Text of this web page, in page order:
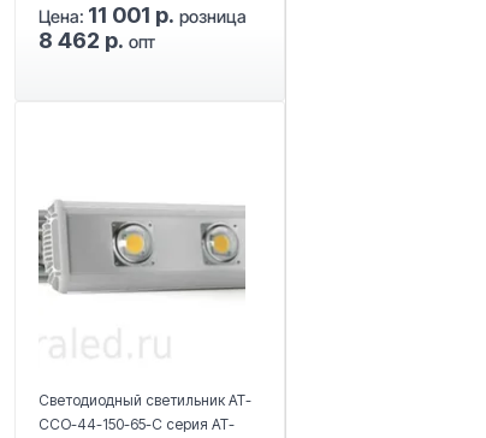
Цена: 11 001 р. розница
8 462 р. опт
Светодиодный светильник АТ-
CCO-44-150-65-C серия АТ-